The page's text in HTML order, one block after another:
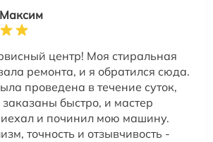
центр! Моя стиральная
ремонта, и я обратился сюда.
проведена в течение суток,
быстро, и мастер
и починил мою машину.
точность и отзывчивость -